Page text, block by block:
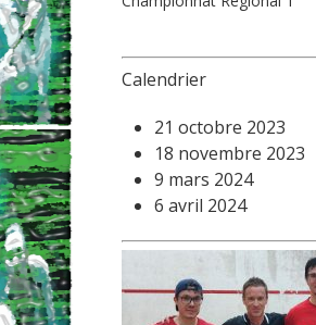
Calendrier
21 octobre 2023
18 novembre 2023
9 mars 2024
6 avril 2024